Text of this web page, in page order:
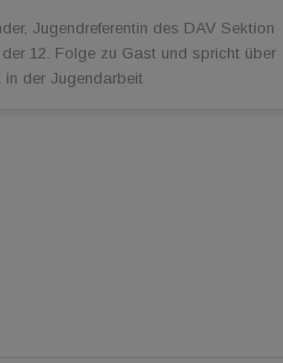
Jugendreferentin des DAV Sektion
12. Folge zu Gast und spricht über
in der Jugendarbeit